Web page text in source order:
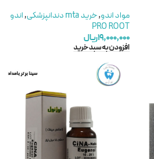
مواد اندو,خرید mta دندانپزشکی ,اندو
PRO ROOT
۱۹,۰۰۰,۰۰۰ریال
افزودن به سبد خرید